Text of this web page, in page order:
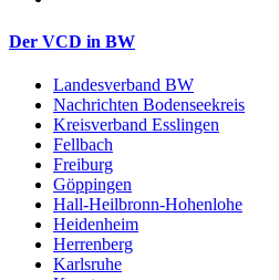
Der VCD in BW
Landesverband BW
Nachrichten Bodenseekreis
Kreisverband Esslingen
Fellbach
Freiburg
Göppingen
Hall-Heilbronn-Hohenlohe
Heidenheim
Herrenberg
Karlsruhe